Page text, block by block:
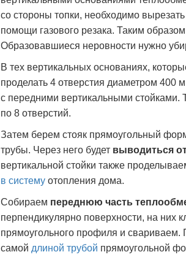
со стороны топки, необходимо
помощи газового резака. Таким
Образовавшиеся неровности нужно
В тех вертикальных основаниях,
проделать 4 отверстия диаметром 400
с передними вертикальными стойками.
по 8 отверстий.
Затем берем стояк прямоугольный
трубы. Через него будет выводиться
вертикальной стойки также
в систему отопления дома.
Собираем переднюю часть
перпендикулярно поверхности, на них
прямоугольного профиля и
самой длиной трубой прямоугольной